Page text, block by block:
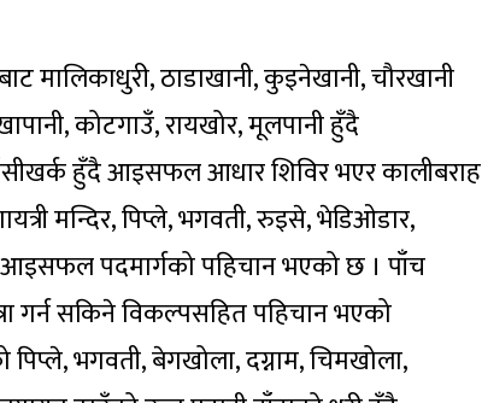
मालिकाधुरी, ठाडाखानी, कुइनेखानी, चौरखानी
कोटगाउँ, रायखोर, मूलपानी हुँदै
हुँदै आइसफल आधार शिविर भएर कालीबराह
मन्दिर, पिप्ले, भगवती, रुइसे, भेडिओडार,
आइसफल पदमार्गको पहिचान भएको छ । पाँच
गर्न सकिने विकल्पसहित पहिचान भएको
भगवती, बेगखोला, दग्नाम, चिमखोला,